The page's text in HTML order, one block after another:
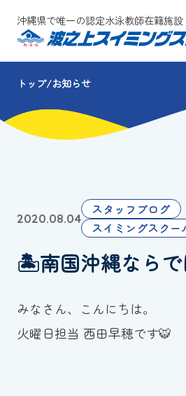
沖縄県で唯一の認定水泳教師在籍施設
スクールについて
コース・クラス紹介
団体会員募集
保護者の方へ
採用情報
お知らせ
トップ お知らせ
2020.08.04
スタッフブログ
スイミングスクー
🏝南国沖縄ならで
みなさん、こんにちは。
火曜日担当 西田早穂です🐯